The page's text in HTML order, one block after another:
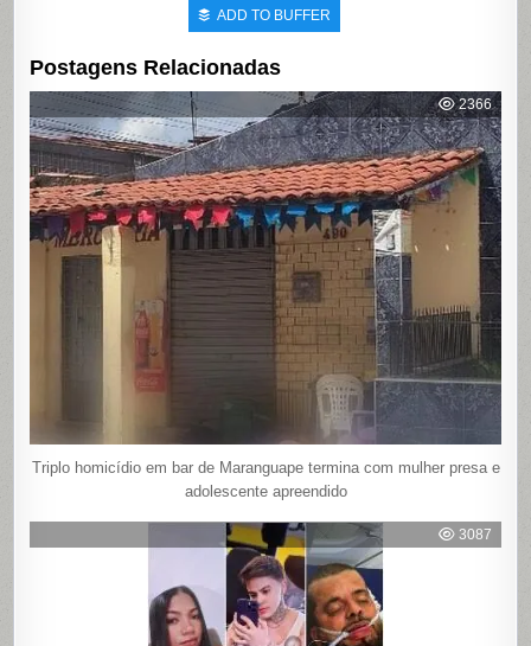
ADD TO BUFFER
Postagens Relacionadas
2366
Triplo homicídio em bar de Maranguape termina com mulher presa e
adolescente apreendido
3087